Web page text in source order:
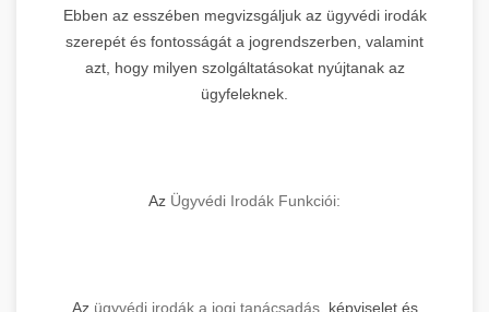
Ebben az esszében megvizsgáljuk az ügyvédi irodák
szerepét és fontosságát a jogrendszerben, valamint
azt, hogy milyen szolgáltatásokat nyújtanak az
ügyfeleknek.
Az Ügyvédi Irodák Funkciói:
Az ügyvédi irodák a jogi tanácsadás, képviselet és